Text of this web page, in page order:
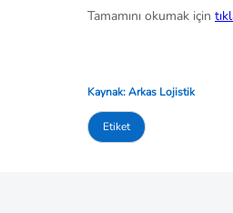
Tamamını okumak için
Kaynak: Arkas Lojistik
Etiket